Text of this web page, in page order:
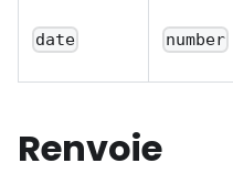
date number
Renvoie